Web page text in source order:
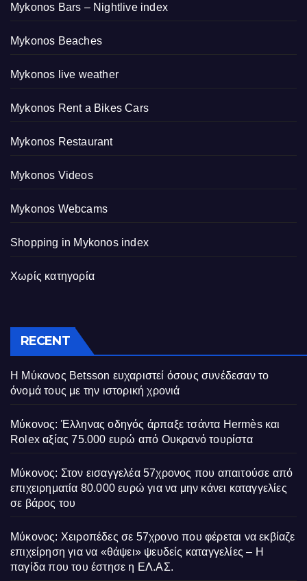
Mykonos Bars – Nightlive index
Mykonos Beaches
Mykonos live weather
Mykonos Rent a Bikes Cars
Mykonos Restaurant
Mykonos Videos
Mykonos Webcams
Shopping in Mykonos index
Χωρίς κατηγορία
RECENT
Η Μύκονος Betsson ευχαριστεί όσους συνέδεσαν το
όνομά τους με την ιστορική χρονιά
Μύκονος: Έλληνας οδηγός άρπαξε τσάντα Hermès και
Rolex αξίας 75.000 ευρώ από Ουκρανό τουρίστα
Μύκονος: Στον εισαγγελέα 57χρονος που απαιτούσε από
επιχειρηματία 80.000 ευρώ για να μην κάνει καταγγελίες
σε βάρος του
Μύκονος: Χειροπέδες σε 57χρονο που φέρεται να εκβίαζε
επιχείρηση για να «θάψει» ψευδείς καταγγελίες – Η
παγίδα που του έστησε η ΕΛ.ΑΣ.